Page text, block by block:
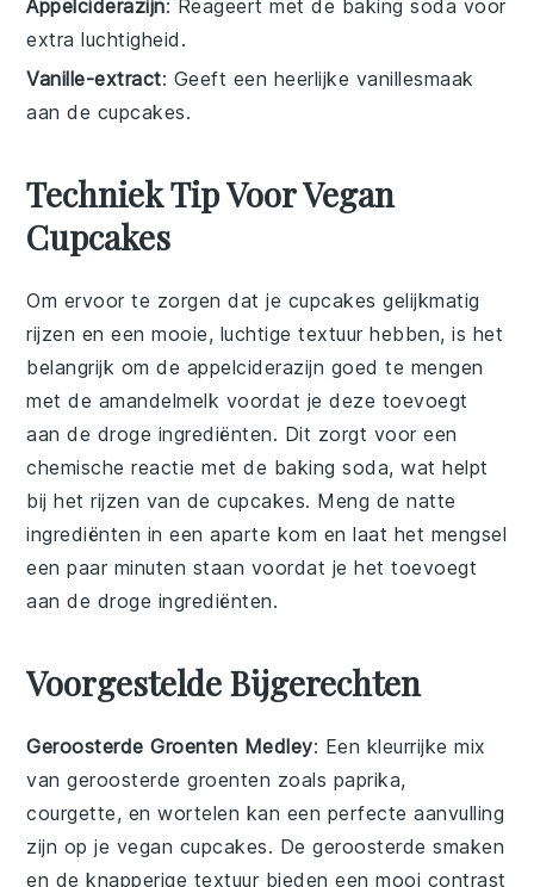
Appelciderazijn: Reageert met de baking soda voor
extra luchtigheid.
Vanille-extract: Geeft een heerlijke vanillesmaak
aan de cupcakes.
Techniek Tip Voor Vegan
Cupcakes
Om ervoor te zorgen dat je cupcakes gelijkmatig
rijzen en een mooie, luchtige textuur hebben, is het
belangrijk om de appelciderazijn goed te mengen
met de amandelmelk voordat je deze toevoegt
aan de droge ingrediënten. Dit zorgt voor een
chemische reactie met de baking soda, wat helpt
bij het rijzen van decupcakes. Meng de natte
ingrediënten in een aparte kom en laat het mengsel
een paar minuten staan voordat je het toevoegt
aan de droge ingrediënten.
Voorgestelde Bijgerechten
Geroosterde Groenten Medley: Een kleurrijkemix
van geroosterde groenten zoals paprika,
courgette, enwortelen kan een perfecte aanvulling
zijn op je vegan cupcakes. De geroosterde smaken
en de knapperige textuur bieden een mooi contrast